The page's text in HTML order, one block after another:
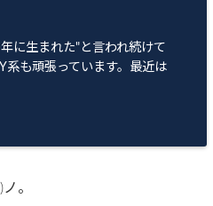
に生まれた"と言われ続けて
系も頑張っています。最近は
。